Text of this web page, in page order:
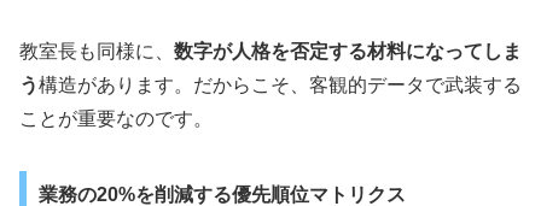
教室長も同様に、 数字が人格を否定する材料になってしま
う構造があります。だからこそ、客観的データで武装する
ことが重要なのです。
業務の20%を削減する優先順位マトリクス